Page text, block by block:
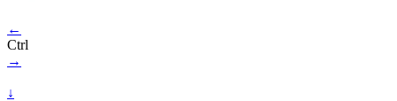
←
Ctrl
→
↓